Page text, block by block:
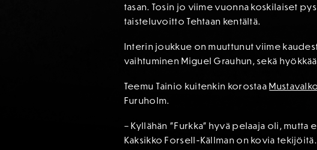
tasan. Tosin jo viime vuonna koskilaiset
taisteluvoitto Tehtaan kentältä.
Interin joukkue on muuttunut viime
vaihtuminen Miguel Grauhun, sekä
Teemu Tainio kuitenkin korostaa
Furuholm.
– Kyllähän ”Furkka” hyvä pelaaja oli,
Kaksikko Forsell-Källman on kovia tekijöitä.